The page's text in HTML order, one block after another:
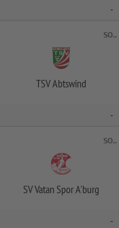
-
SO..
TSV Abtswind
-
SO..
SV Vatan Spor A'burg
-